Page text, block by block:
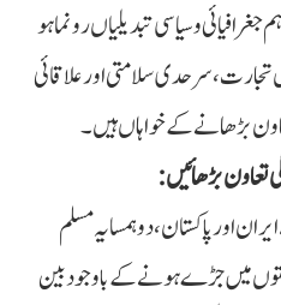
و سیاسی تبدیلیاں رونما ہو
تجارت، سرحدی سلامتی اور علاقائی
بڑھانے کے خواہاں ہیں۔
تعاون بڑھائیں:
اور پاکستان ،دو ہمسایہ مسلم
میں جڑے ہونے کے باوجود بین